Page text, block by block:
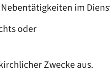
im
oder
Zwecke aus.